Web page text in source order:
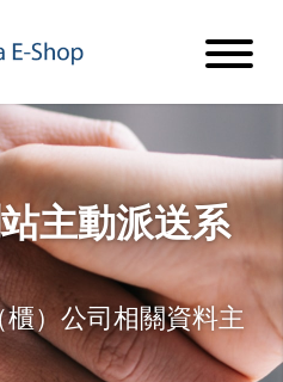
主動派送系
）公司相關資料主